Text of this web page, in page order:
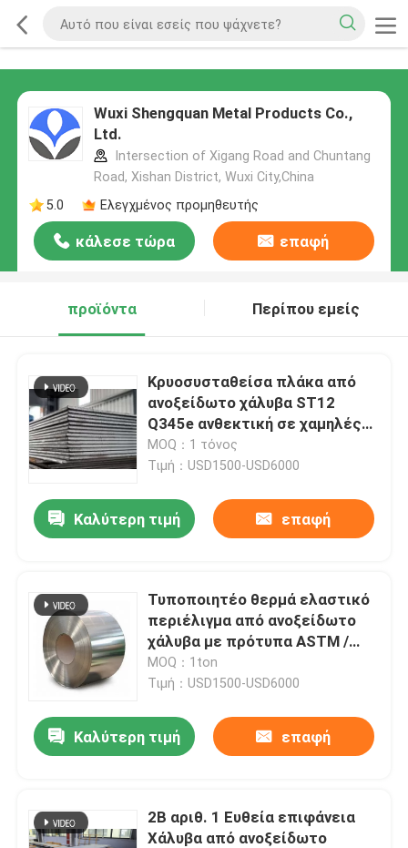
Wuxi Shengquan Metal Products Co.,
Ltd.
Intersection of Xigang Road and Chuntang
Road, Xishan District, Wuxi City,China
5.0
Ελεγχμένος προμηθευτής
κάλεσε τώρα επαφή
προϊόντα Περίπου εμείς
Κρυοσυσταθείσα πλάκα από
ανοξείδωτο χάλυβα ST12
Q345e ανθεκτική σε χαμηλές
θερμοκρασίες
MOQ：1 τόνος
Τιμή：USD1500-USD6000
Καλύτερη τιμή επαφή
Τυποποιητέο θερμά ελαστικό
περιέλιγμα από ανοξείδωτο
χάλυβα με πρότυπα ASTM /
AISI
MOQ：1ton
Τιμή：USD1500-USD6000
Καλύτερη τιμή επαφή
2Β αριθ. 1 Ευθεία επιφάνεια
Χάλυβα από ανοξείδωτο